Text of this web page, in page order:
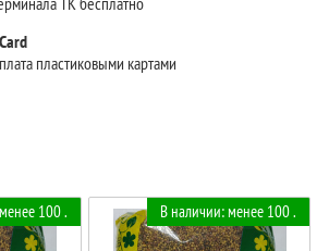
пластиковыми картами
100 . В наличии: менее 100 .